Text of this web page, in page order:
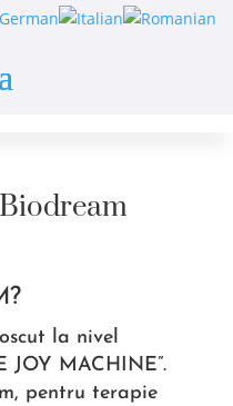
la nivel
JOY MACHINE”.
pentru terapie